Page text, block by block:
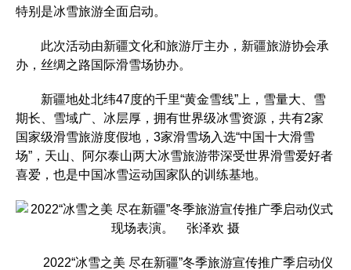
特别是冰雪旅游全面启动。
此次活动由新疆文化和旅游厅主办，新疆旅游协会承
办，丝绸之路国际滑雪场协办。
新疆地处北纬47度的千里“黄金雪线”上，雪量大、雪
期长、雪域广、冰层厚，拥有世界级冰雪资源，共有2家
国家级滑雪旅游度假地，3家滑雪场入选“中国十大滑雪
场”，天山、阿尔泰山两大冰雪旅游带深受世界滑雪爱好者
喜爱，也是中国冰雪运动国家队的训练基地。
2022“冰雪之美 尽在新疆”冬季旅游宣传推广季启动仪